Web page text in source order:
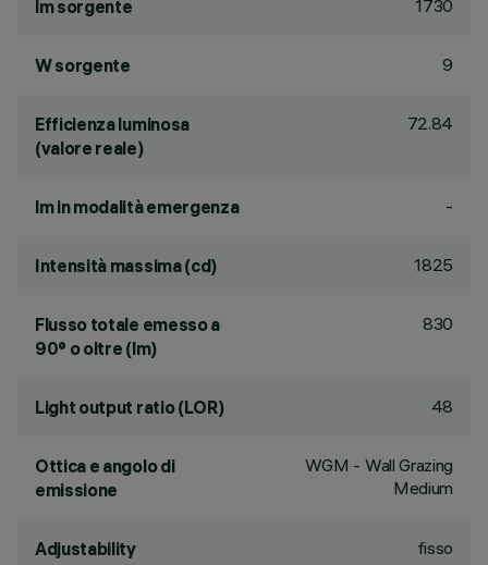
lm sorgente 1730
W sorgente 9
Efficienza luminosa
(valore reale)
72.84
lm in modalità emergenza -
Intensità massima (cd) 1825
Flusso totale emesso a
90° o oltre (lm)
830
Light output ratio (LOR) 48
Ottica e angolo di
emissione
WGM - Wall Grazing
Medium
Adjustability fisso